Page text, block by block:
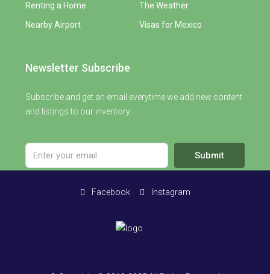
Renting a Home
Nearby Airport
The Weather
Visas for Mexico
Newsletter Subscribe
Subscribe and get an email everytime we add new content
and listings to our inventory.
Submit
Facebook Instagram